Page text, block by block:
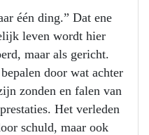
één ding.” Dat ene
leven wordt hier
maar als gericht.
door wat achter
zonden en falen van
Het verleden
schuld, maar ook